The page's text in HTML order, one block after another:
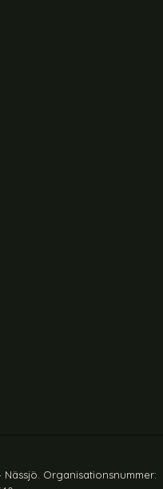
Nässjö. Organisationsnummer: